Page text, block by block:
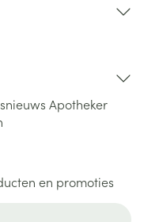
Apotheker
en promoties